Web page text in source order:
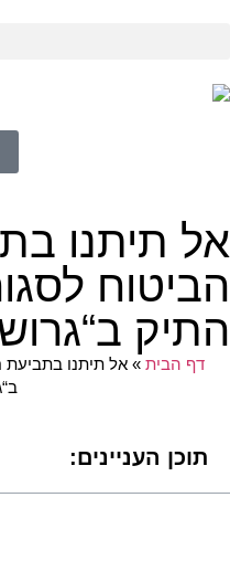
אל תיתנו
הביטוח
התיק
דף הבית » אל תיתנו
תוכן העניינים: